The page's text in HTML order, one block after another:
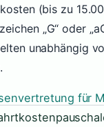
(bis zu
„G“ oder
unabhängig
für